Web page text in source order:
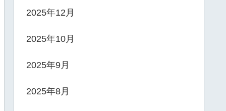
2025年12月
2025年10月
2025年9月
2025年8月